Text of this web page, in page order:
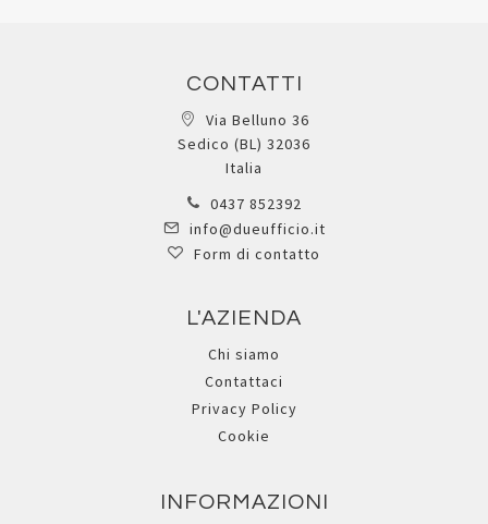
CONTATTI
Via Belluno 36
Sedico (BL) 32036
Italia
0437 852392
info@dueufficio.it
Form di contatto
L'AZIENDA
Chi siamo
Contattaci
Privacy Policy
Cookie
INFORMAZIONI